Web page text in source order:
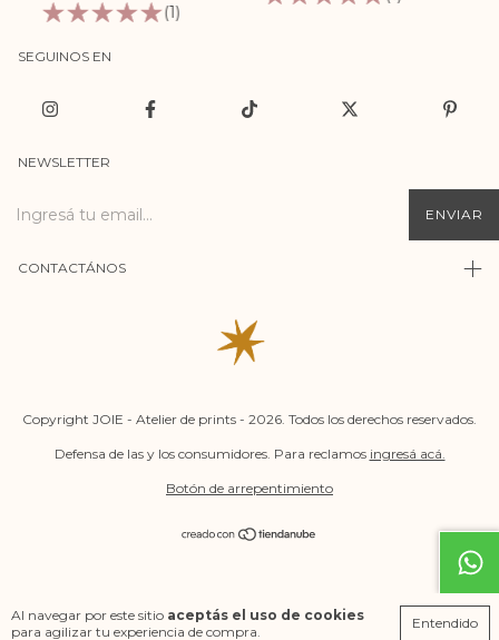
Al navegar por este sitio aceptás el uso de cookies
para agilizar tu experiencia de compra.
Entendido
(1)
SEGUINOS EN
NEWSLETTER
CONTACTÁNOS
Copyright JOIE - Atelier de prints - 2026. Todos los derechos reservados.
Defensa de las y los consumidores. Para reclamos ingresá acá.
Botón de arrepentimiento